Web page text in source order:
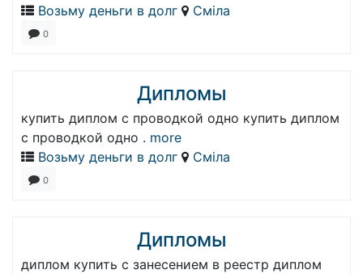
Возьму деньги в долг
Сміла
0
Дипломы
купить диплом с проводкой одно купить диплом
с проводкой одно . more
Возьму деньги в долг
Сміла
0
Дипломы
диплом купить с занесением в реестр диплом